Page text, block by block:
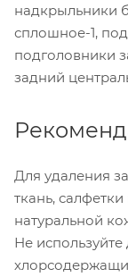
надкрыльники
сплошное-1,
подголовники
задний
Для удаления
ткань,
натуральной
Не используйте